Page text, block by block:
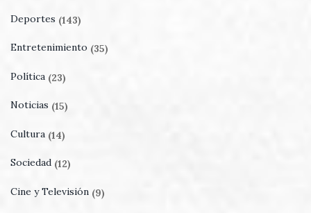
Deportes (143)
Entretenimiento (35)
Política (23)
Noticias (15)
Cultura (14)
Sociedad (12)
Cine y Televisión (9)